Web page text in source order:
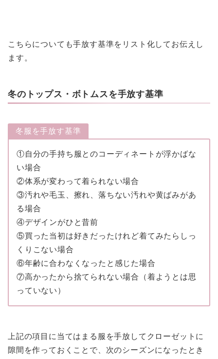
こちらについても手放す基準をリスト化してお伝えし
ます。
冬のトップス・ボトムスを手放す基準
冬服を手放す基準
①自分の手持ち服とのコーディネートが浮かばな
い場合
②体系が変わって着られない場合
③汚れや毛玉、擦れ、落ちない汚れや黄ばみがあ
る場合
④デザインがひと昔前
⑤買った当初は好きだったけれど着てみたらしっ
くりこない場合
⑥年齢に合わなくなったと感じた場合
⑦高かったから捨てられない場合（着ようとは思
っていない）
上記の項目に当てはまる服を手放してクローゼットに
隙間を作っておくことで、次のシーズンになったとき